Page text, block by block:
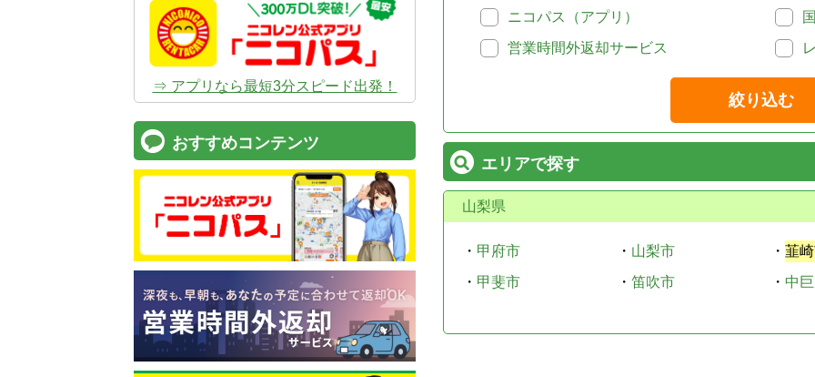
ニコパス（アプリ）
営業時間外返却サービス
絞り込む
エリアで探す
山梨県
・ 甲府市 ・ 山梨市 ・ 韮
・ 甲斐市 ・ 笛吹市 ・ 中
⇒ アプリなら最短3分スピード出発！
おすすめコンテンツ